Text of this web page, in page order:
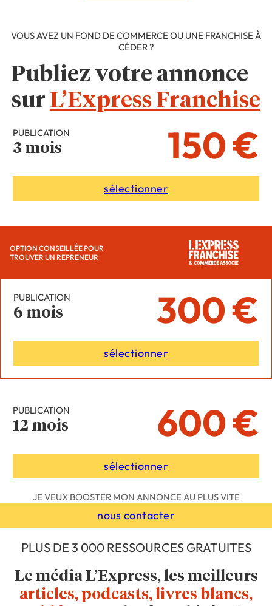
VOUS AVEZ UN FOND DE COMMERCE OU UNE FRANCHISE À
CÉDER ?
Publiez votre annonce
sur L’Express Franchise
PUBLICATION
3 mois 150 €
sélectionner
OPTION CONSEILLÉE POUR
TROUVER UN REPRENEUR
PUBLICATION
6 mois 300 €
sélectionner
PUBLICATION
12 mois 600 €
sélectionner
JE VEUX BOOSTER MON ANNONCE AU PLUS VITE
nous contacter
Le média L’Express, les meilleurs
articles, podcasts, livres blancs,
PLUS DE 3 000 RESSOURCES GRATUITES